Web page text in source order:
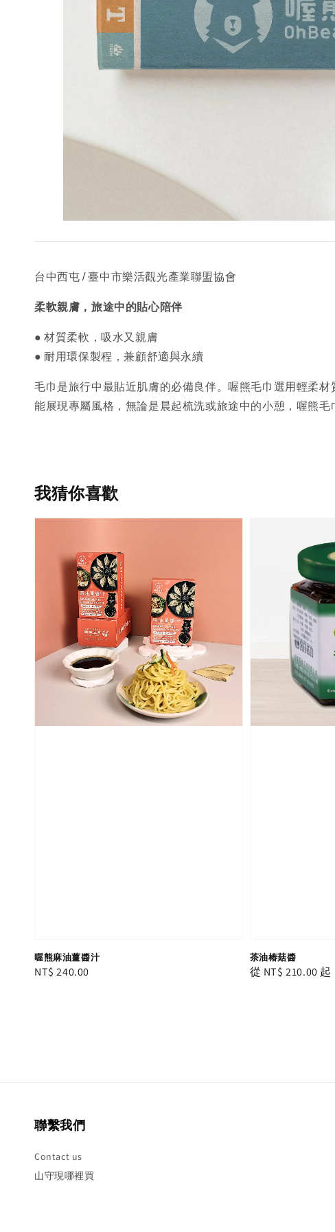
台中西屯/臺中市樂活觀光產業聯盟協會
柔軟親膚，旅途中的貼心陪伴
● 材質柔軟，吸水又親膚
● 耐用環保製程，兼顧舒適與永續
毛巾是旅行中最貼近肌膚的必備良伴。喔熊毛巾選用輕柔
能展現專屬風格，無論是晨起梳洗或旅途中的小憩，喔熊
我猜你喜歡
喔熊麻油薑醬汁
Regular
NT$ 240.00
茶油椿菇醬
Regular
從 NT$ 210.00 起
聯繫我們
Contact us
山守現哪裡買